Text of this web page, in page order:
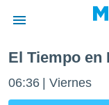
de
El Tiempo en
06:37 Viernes